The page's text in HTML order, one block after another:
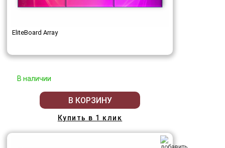
EliteBoard Array
В наличии
В КОРЗИНУ
Купить в 1 клик